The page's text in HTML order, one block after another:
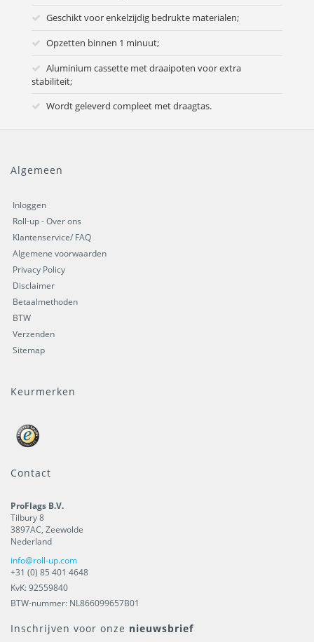
Geschikt voor enkelzijdig bedrukte materialen;
Opzetten binnen 1 minuut;
Aluminium cassette met draaipoten voor extra
stabiliteit;
Wordt geleverd compleet met draagtas.
Algemeen
Inloggen
Roll-up - Over ons
Klantenservice/ FAQ
Algemene voorwaarden
Privacy Policy
Disclaimer
Betaalmethoden
BTW
Verzenden
Sitemap
Keurmerken
Contact
ProFlags B.V.
Tilbury 8
3897AC, Zeewolde
Nederland
info@roll-up.com
+31 (0) 85 401 4648
KvK: 92559840
BTW-nummer: NL866099657B01
Inschrijven voor onze nieuwsbrief